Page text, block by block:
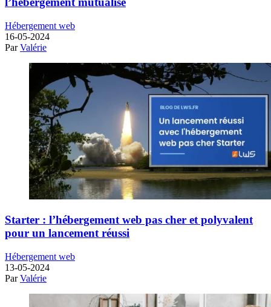
Hébergement web
16-05-2024
ParValérie
Starter : l’hébergement web pas cher et polyvalent
pour un lancement réussi
Hébergement web
13-05-2024
ParValérie